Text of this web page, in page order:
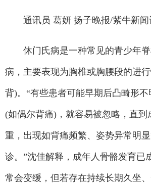
通讯员 葛妍 扬子晚报/紫牛新闻
休门氏病是一种常见的青少年脊
病，主要表现为胸椎或胸腰段的进
背)。“有些患者可能早期后凸畸形
(如偶尔背痛)，就容易被忽略，直到
重，出现如背痛频繁、姿势异常明
诊。”沈佳解释，成年人骨骼发育已
常会变缓，但若存在持续长期久坐